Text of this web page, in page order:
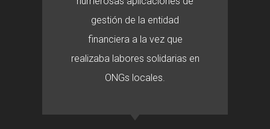
gestión de la entidad
financiera a la vez que
realizaba labores solidarias en
ONGs locales.